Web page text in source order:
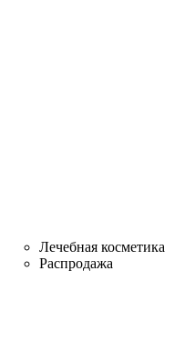
Лечебная косметика
Распродажа